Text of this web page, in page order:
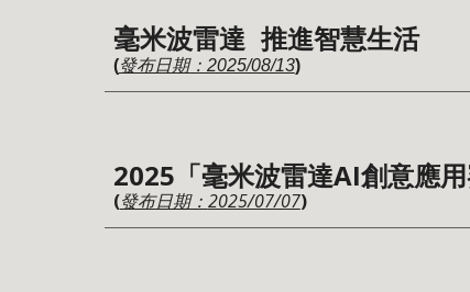
毫米波雷達 推進智慧生活
(發布日期：2025/08/13)
2025「毫米波雷達AI創意應
(發布日期： 2025/07/07)